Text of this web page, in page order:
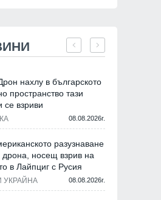
нахлу в българското
пространство тази
се взриви
08.08.2026г.
разузнаване
дрона, носещ взрив на
в Лайпциг с Русия
УКРАЙНА 08.08.2026г.